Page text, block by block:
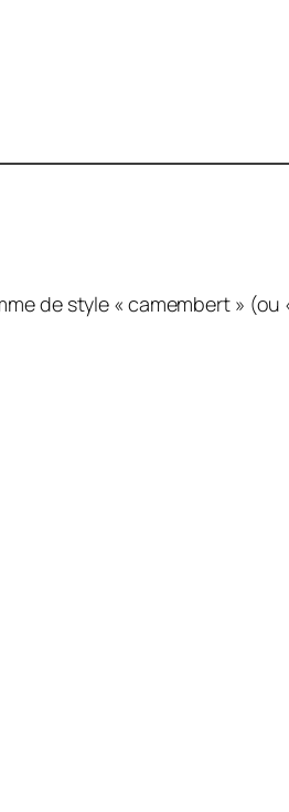
de style « camembert » (ou